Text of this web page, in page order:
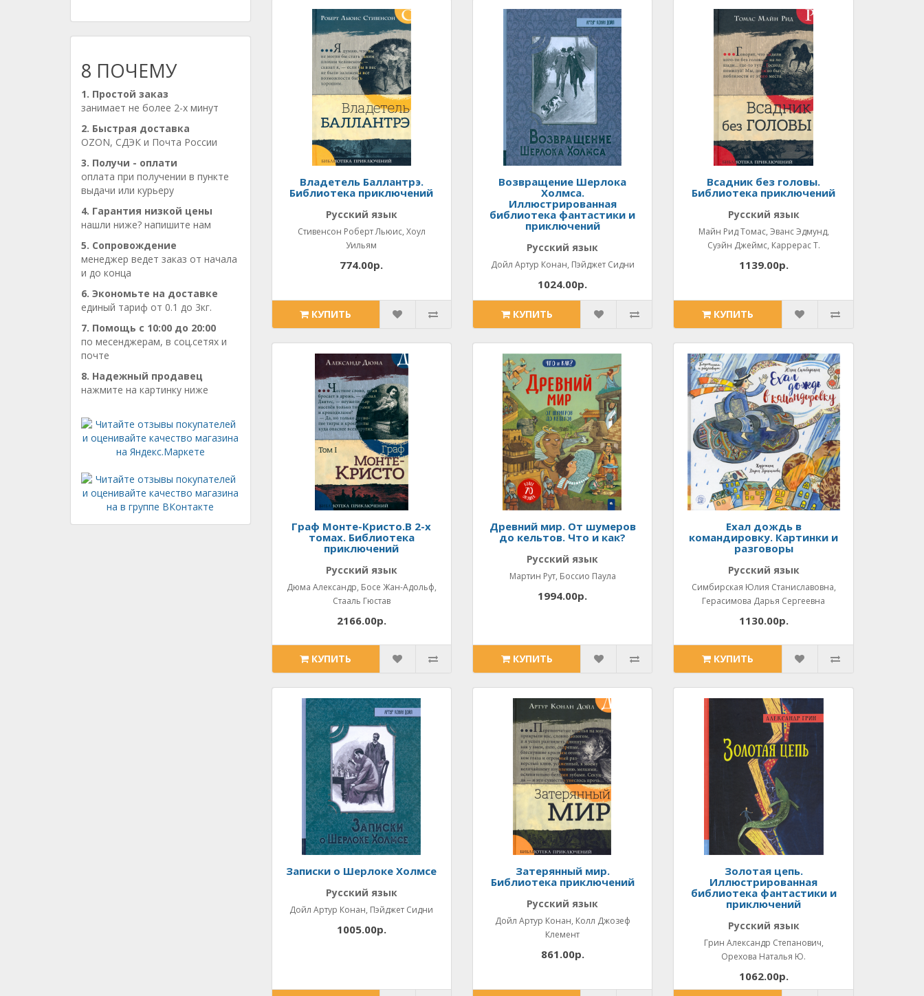
8 ПОЧЕМУ
1. Простой заказ
занимает не более 2-х минут
2. Быстрая доставка
OZON, СДЭК и Почта России
3. Получи - оплати
оплата при получении в пункте
выдачи или курьеру
4. Гарантия низкой цены
нашли ниже? напишите нам
5. Сопровождение
менеджер ведет заказ от начала
и до конца
6. Экономьте на доставке
единый тариф от 0.1 до 3кг.
7. Помощь с 10:00 до 20:00
по месенджерам, в соц.сетях и
почте
8. Надежный продавец
нажмите на картинку ниже
Владетель Баллантрэ.
Библиотека приключений
Русский язык
Стивенсон Роберт Льюис, Хоул
Уильям
774.00р.
КУПИТЬ
Возвращение Шерлока
Холмса.
Иллюстрированная
библиотека фантастики и
приключений
Русский язык
Дойл Артур Конан, Пэйджет Сидни
1024.00р.
КУПИТЬ
Всадник без головы.
Библиотека приключений
Русский язык
Майн Рид Томас, Эванс Эдмунд,
Суэйн Джеймс, Каррерас Т.
1139.00р.
КУПИТЬ
Граф Монте-Кристо.В 2-х
томах. Библиотека
приключений
Русский язык
Дюма Александр, Босе Жан-Адольф,
Стааль Гюстав
2166.00р.
КУПИТЬ
Древний мир. От шумеров
до кельтов. Что и как?
Русский язык
Мартин Рут, Боссио Паула
1994.00р.
КУПИТЬ
Ехал дождь в
командировку. Картинки и
разговоры
Русский язык
Симбирская Юлия Станиславовна,
Герасимова Дарья Сергеевна
1130.00р.
КУПИТЬ
Записки о Шерлоке Холмсе
Русский язык
Дойл Артур Конан, Пэйджет Сидни
1005.00р.
Затерянный мир.
Библиотека приключений
Русский язык
Дойл Артур Конан, Колл Джозеф
Клемент
861.00р.
Золотая цепь.
Иллюстрированная
библиотека фантастики и
приключений
Русский язык
Грин Александр Степанович,
Орехова Наталья Ю.
1062.00р.